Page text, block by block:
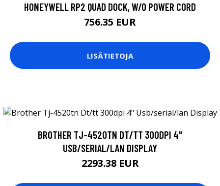
HONEYWELL RP2 QUAD DOCK, W/O POWER CORD
756.35 EUR
LISÄTIETOJA
BROTHER TJ-4520TN DT/TT 300DPI 4"
USB/SERIAL/LAN DISPLAY
2293.38 EUR